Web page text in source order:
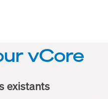
vCore
existants